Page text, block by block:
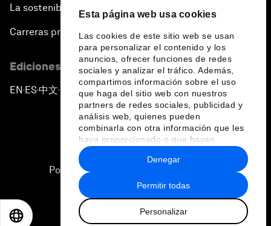
Esta página web usa cookies
Las cookies de este sitio web se usan
para personalizar el contenido y los
anuncios, ofrecer funciones de redes
sociales y analizar el tráfico. Además,
compartimos información sobre el uso
que haga del sitio web con nuestros
partners de redes sociales, publicidad y
análisis web, quienes pueden
combinarla con otra información que les
haya proporcionado o que hayan
recopilado a partir del uso que haya
hecho de sus servicios.
Permitir todas
Personalizar
Denegar
La sostenibilidad en el Foro
Carreras profesionales
Ediciones en otros idiomas
EN ▪ES▪中文▪ 日本語
Política de privacidad y normas de uso
Sitemap
2026 Foro Económico Mundial